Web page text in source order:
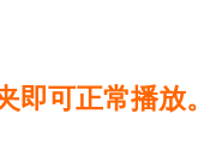
可正常播放。